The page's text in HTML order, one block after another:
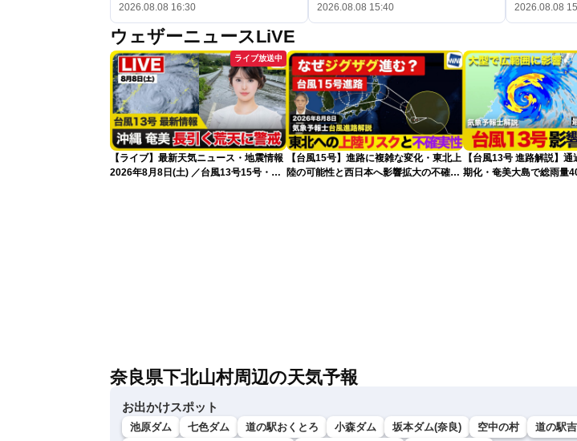
2026.08.08 16:30 2026.08.08 15:40 2026.08.08
ウェザーニュースLiVE
ライブ放送中
【ライブ】最新天気ニュース・地震情報
2026年8月8日(土) ／台風13号15号・ゲ
【台風15号】進路に複雑な変化・東北上
陸の可能性と西日本へ影響拡大の不確実
【台風13号 進路解説】
期化・奄美大島で総雨量
奈良県下北山村周辺の天気予報
お出かけスポット
池原ダム 七色ダム 道の駅おくとろ 小森ダム 坂本ダム(奈良) 空中の村
道の駅